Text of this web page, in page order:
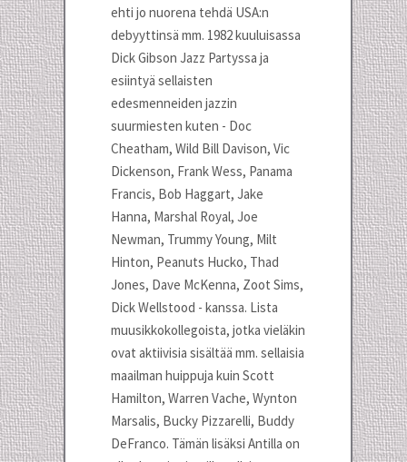
ehti jo nuorena tehdä USA:n
debyyttinsä mm. 1982 kuuluisassa
Dick Gibson Jazz Partyssa ja
esiintyä sellaisten
edesmenneiden jazzin
suurmiesten kuten - Doc
Cheatham, Wild Bill Davison, Vic
Dickenson, Frank Wess, Panama
Francis, Bob Haggart, Jake
Hanna, Marshal Royal, Joe
Newman, Trummy Young, Milt
Hinton, Peanuts Hucko, Thad
Jones, Dave McKenna, Zoot Sims,
Dick Wellstood - kanssa. Lista
muusikkokollegoista, jotka vieläkin
ovat aktiivisia sisältää mm. sellaisia
maailman huippuja kuin Scott
Hamilton, Warren Vache, Wynton
Marsalis, Bucky Pizzarelli, Buddy
DeFranco. Tämän lisäksi Antilla on